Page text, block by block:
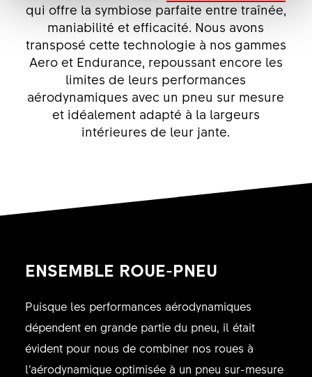
qui offre la symbiose parfaite entre traînée,
maniabilité et efficacité. Nous avons
transposé cette technologie à nos gammes
Aero et Endurance, repoussant encore les
limites de leurs performances
aérodynamiques avec un pneu sur mesure
et idéalement adapté à la largeurs
intérieures de leur jante.
ENSEMBLE ROUE-PNEU
Puisque les performances aérodynamiques
dépendent en grande partie du pneu, il était
évident pour nous de combiner nos roues à
l’aérodynamique optimisée à un pneu sur-mesure